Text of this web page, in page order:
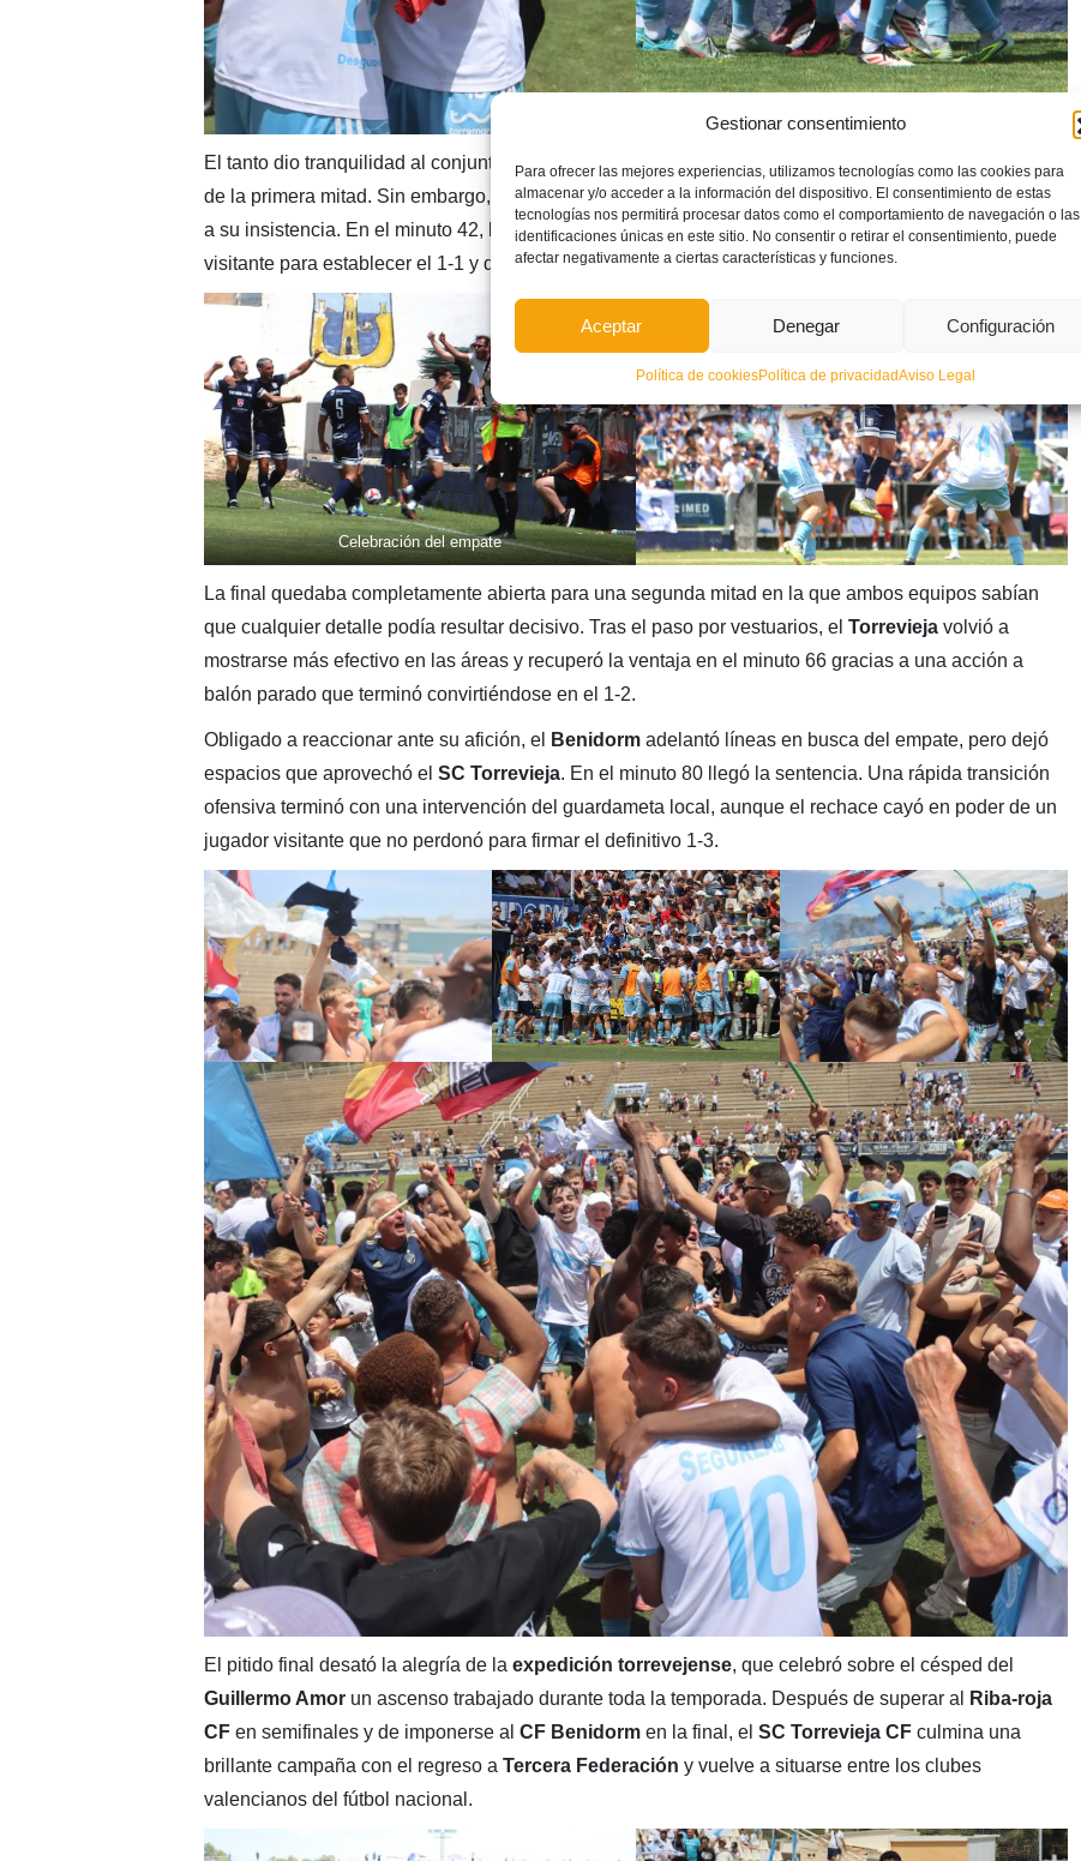
Gestionar consentimiento
Para ofrecer las mejores experiencias, utilizamos tecnologías como las cookies para
almacenar y/o acceder a la información del dispositivo. El consentimiento de estas
tecnologías nos permitirá procesar datos como el comportamiento de navegación o las
identificaciones únicas en este sitio. No consentir o retirar el consentimiento, puede
afectar negativamente a ciertas características y funciones.
Aceptar Denegar Configuración
Política de cookiesPolítica de privacidadAviso Legal
El tanto dio tranquilidad al conjunto torrevejense, que supo gestionar la ventaja durante buena parte
de la primera mitad. Sin embargo, cuando el descanso ya asomaba, elBenidormencontró el premio
a su insistencia. En el minuto 42, Héctor Juantransformó un penalti cometido por el guardameta
visitante para establecer el 1-1 y devolver la igualdad al marcador.
Celebración del empate
La final quedaba completamente abierta para una segunda mitad en la que ambos equipos sabían
que cualquier detalle podía resultar decisivo. Tras el paso por vestuarios, el Torreviejavolvió a
mostrarse más efectivo en las áreas y recuperó la ventaja en el minuto 66 gracias a una acción a
balón parado que terminó convirtiéndose en el 1-2.
Obligado a reaccionar ante su afición, el Benidormadelantó líneas en busca del empate, pero dejó
espacios que aprovechó el SC Torrevieja. En el minuto 80 llegó la sentencia. Una rápida transición
ofensiva terminó con una intervención del guardameta local, aunque el rechace cayó en poder de un
jugador visitante que no perdonó para firmar el definitivo 1-3.
El pitido final desató la alegría de laexpedición torrevejense, que celebró sobre el césped del
Guillermo Amorun ascenso trabajado durante toda la temporada. Después de superar al
Riba-roja
CFen semifinales y de imponerse al CF Benidormen la final, el SC Torrevieja CFculmina una
brillante campaña con el regreso a Tercera Federación y vuelve a situarse entre los clubes
valencianos del fútbol nacional.